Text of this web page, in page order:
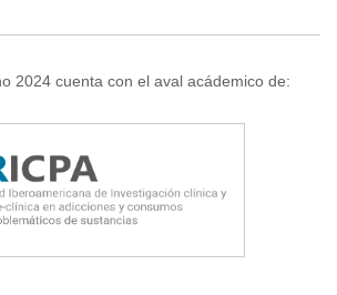
2024 cuenta con el aval acádemico de: